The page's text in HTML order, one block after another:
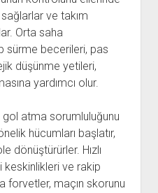
ve takım
Orta saha
sürme becerileri, pas
düşünme yetileri,
yardımcı olur.
gol atma sorumluluğunu
hücumları başlatır,
dönüştürürler. Hızlı
keskinlikleri ve rakip
forvetler, maçın skorunu